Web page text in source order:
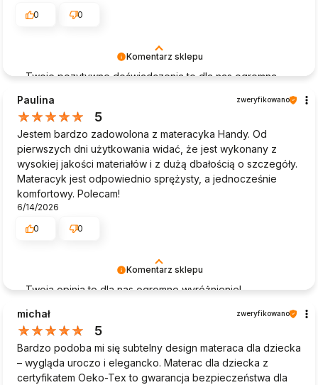
Komentarz sklepu
Twoje pozytywne doświadczenia to dla nas ogromna
podzieliłeś się swoją opinią. Twoje zadowolenie to dla
nas najlepsza rekomendacja. Zapraszamy do nas
ponownie!
0
0
Komentarz sklepu
Twoja opinia to dla nas ogromne wyróżnienie!
swoimi doświadczeniami z zakupów w naszym sklepie.
Twoje pozytywne słowa pomagają nam doskonalić
naszą ofertę i motywują nas do dalszej pracy.
Pozdrawiamy!
Paulina zweryfikowano
5
Jestem bardzo zadowolona z materacyka Handy. Od
pierwszych dni użytkowania widać, że jest wykonany z
wysokiej jakości materiałów i z dużą dbałością o szczegóły.
Materacyk jest odpowiednio sprężysty, a jednocześnie
komfortowy. Polecam!
6/14/2026
0
0
michał zweryfikowano
5
Bardzo podoba mi się subtelny design materaca dla dziecka
– wygląda uroczo i elegancko. Materac dla dziecka z
certyfikatem Oeko-Tex to gwarancja bezpieczeństwa dla